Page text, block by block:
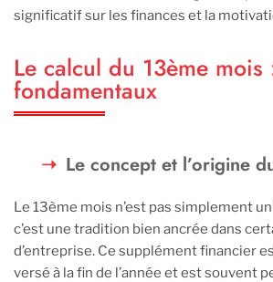
significatif sur les finances et la
Le calcul du 13ème
fondamentaux
Le concept et l’origine
Le 13ème mois n’est pas simplement
c’est une tradition bien ancrée dans
d’entreprise. Ce supplément financier
versé à la fin de l’année et est souvent